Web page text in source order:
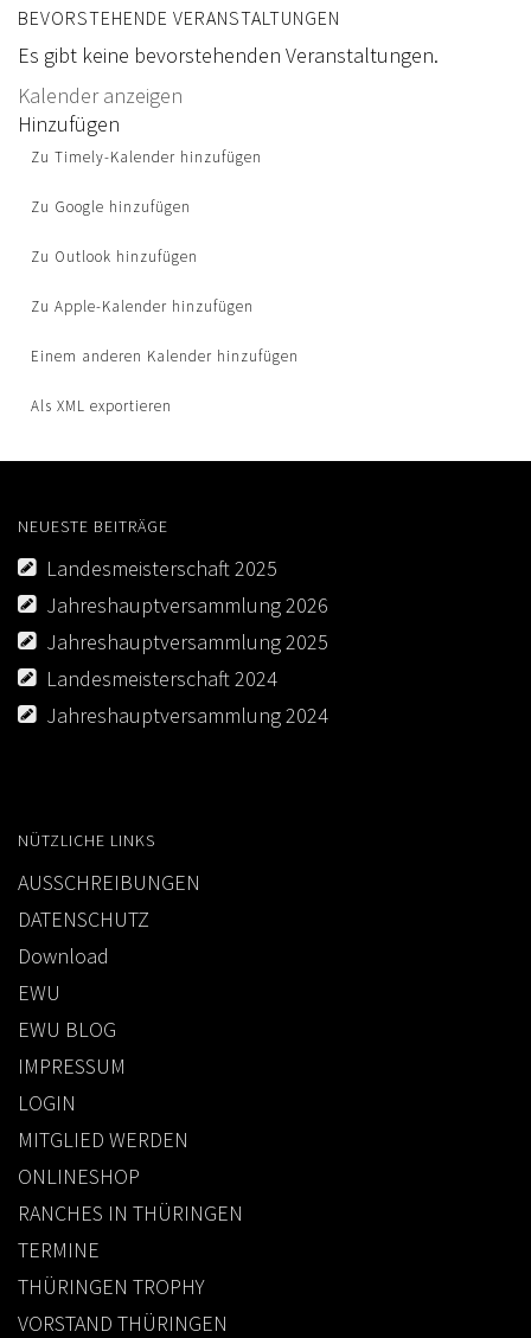
BEVORSTEHENDE VERANSTALTUNGEN
Es gibt keine bevorstehenden Veranstaltungen.
Kalender anzeigen
Hinzufügen
Zu Timely-Kalender hinzufügen
Zu Google hinzufügen
Zu Outlook hinzufügen
Zu Apple-Kalender hinzufügen
Einem anderen Kalender hinzufügen
Als XML exportieren
NEUESTE BEITRÄGE
Landesmeisterschaft 2025
Jahreshauptversammlung 2026
Jahreshauptversammlung 2025
Landesmeisterschaft 2024
Jahreshauptversammlung 2024
NÜTZLICHE LINKS
AUSSCHREIBUNGEN
DATENSCHUTZ
Download
EWU
EWU BLOG
IMPRESSUM
LOGIN
MITGLIED WERDEN
ONLINESHOP
RANCHES IN THÜRINGEN
TERMINE
THÜRINGEN TROPHY
VORSTAND THÜRINGEN